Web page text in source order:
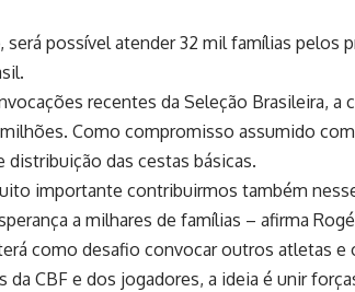
possível atender 32 mil famílias pelos
recentes da Seleção Brasileira,
Como compromisso assumido
distribuição das cestas básicas.
importante contribuirmos também
a milhares de famílias – afirma
como desafio convocar outros atletas
CBF e dos jogadores, a ideia é unir